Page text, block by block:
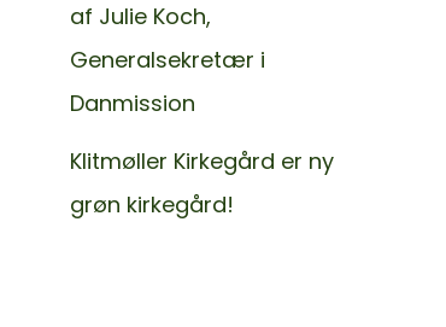
af Julie Koch,
Generalsekretær i
Danmission
Klitmøller Kirkegård er ny
grøn kirkegård!